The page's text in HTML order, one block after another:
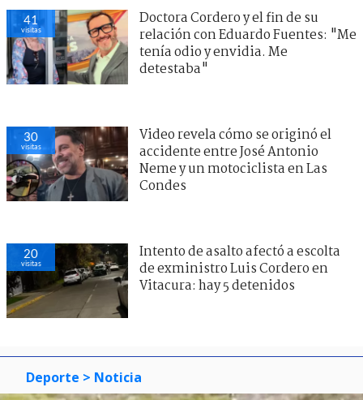
41
visitas
Doctora Cordero y el fin de su
relación con Eduardo Fuentes: "Me
tenía odio y envidia. Me
detestaba"
30
visitas
Video revela cómo se originó el
accidente entre José Antonio
Neme y un motociclista en Las
Condes
20
visitas
Intento de asalto afectó a escolta
de exministro Luis Cordero en
Vitacura: hay 5 detenidos
Deporte > Noticia